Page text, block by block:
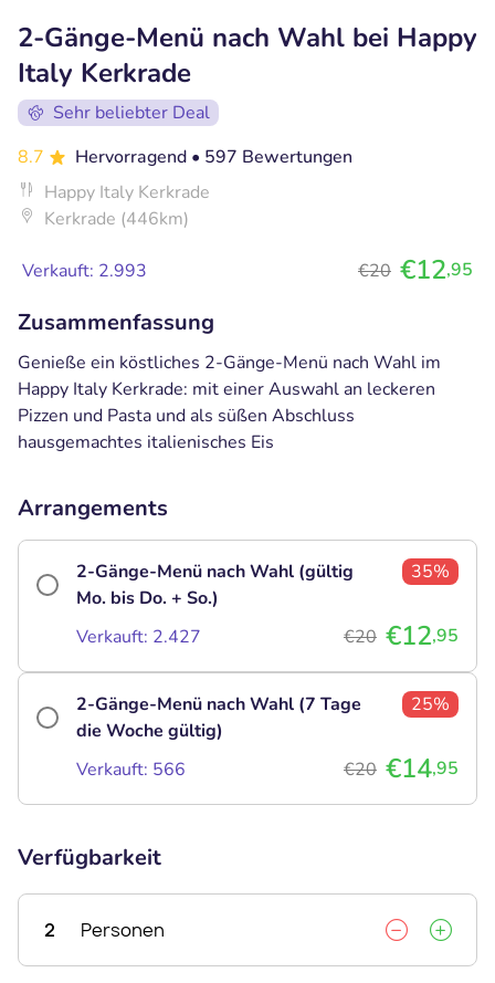
2-Gänge-Menü nach Wahl bei Happy
Italy Kerkrade
Sehr beliebter Deal
8.7
Hervorragend • 597 Bewertungen
Happy Italy Kerkrade
Kerkrade (446km)
Verkauft: 2.993 €20 €12,95
Zusammenfassung
Genieße ein köstliches 2-Gänge-Menü nach Wahl im
Happy Italy Kerkrade: mit einer Auswahl an leckeren
Pizzen und Pasta und als süßen Abschluss
hausgemachtes italienisches Eis
Arrangements
2-Gänge-Menü nach Wahl (gültig
Mo. bis Do. + So.)
35%
Verkauft: 2.427 €20 €12,95
2-Gänge-Menü nach Wahl (7 Tage
die Woche gültig)
25%
Verkauft: 566 €20 €14,95
Verfügbarkeit
2 Personen